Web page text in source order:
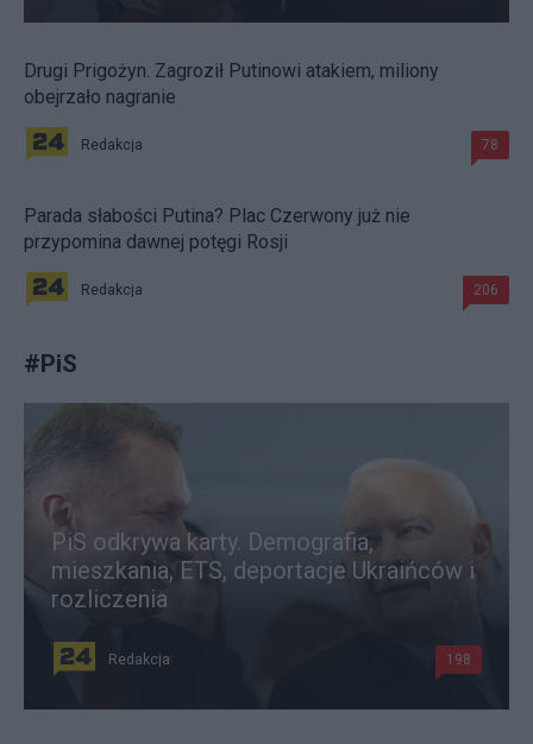
Drugi Prigożyn. Zagroził Putinowi atakiem, miliony
obejrzało nagranie
Redakcja 78
Parada słabości Putina? Plac Czerwony już nie
przypomina dawnej potęgi Rosji
Redakcja 206
#PiS
PiS odkrywa karty. Demografia,
mieszkania, ETS, deportacje Ukraińców i
rozliczenia
Redakcja 198